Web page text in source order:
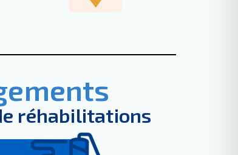
réhabilitations